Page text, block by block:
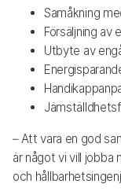
Samåkning
Försäljning av
Utbyte av
– Att vara en god
är något vi vill jobba
och